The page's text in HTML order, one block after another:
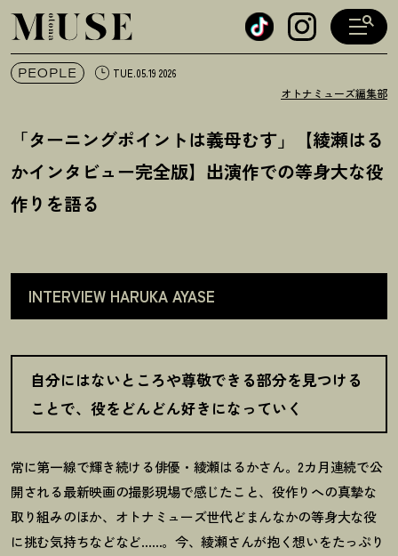
オトナミューズ ウェブ
PEOPLE TUE.05.19 2026
オトナミューズ編集部
「ターニングポイントは義母むす」【綾瀬はる
かインタビュー完全版】出演作での等身大な役
作りを語る
INTERVIEW HARUKA AYASE
自分にはないところや尊敬できる部分を見つける
ことで、役をどんどん好きになっていく
常に第一線で輝き続ける俳優・綾瀬はるかさん。2カ月連続で公
開される最新映画の撮影現場で感じたこと、役作りへの真摯な
取り組みのほか、オトナミューズ世代どまんなかの等身大な役
に挑む気持ちなどなど……。今、綾瀬さんが抱く想いをたっぷり